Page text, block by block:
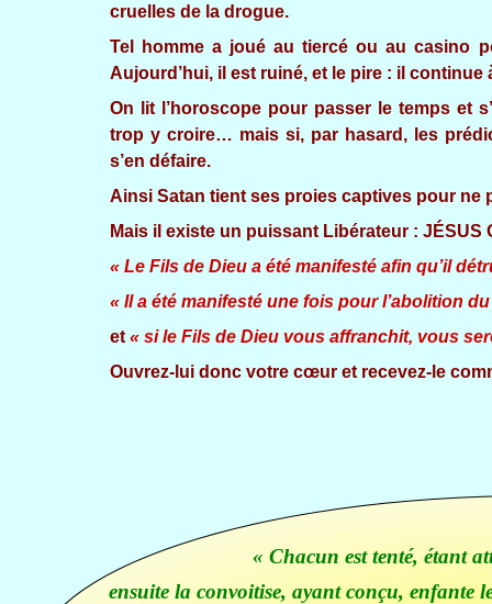
cruelles de la drogue.
Tel homme a joué au tiercé ou au casino
Aujourd’hui, il est ruiné, et le pire : il
On lit l’horoscope pour passer le temps et
trop y croire… mais si, par hasard, les
s’en défaire.
Ainsi Satan tient ses proies captives pour ne
Mais il existe un puissant Libérateur : JÉSUS
« Le Fils de Dieu a été manifesté afin qu’il
« Il a été manifesté une fois pour l’abolition
et « si le Fils de Dieu vous affranchit, vous
Ouvrez-lui donc votre cœur et recevez-le
« Chacun est tenté, étant
ensuite la convoitise, ayant conçu, enfante